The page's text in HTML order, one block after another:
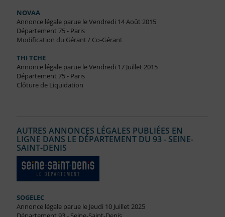
NOVAA
Annonce légale parue le Vendredi 14 Août 2015
Département 75 - Paris
Modification du Gérant / Co-Gérant
THI TCHE
Annonce légale parue le Vendredi 17 Juillet 2015
Département 75 - Paris
Clôture de Liquidation
AUTRES ANNONCES LÉGALES PUBLIÉES EN
LIGNE DANS LE DÉPARTEMENT DU 93 - SEINE-
SAINT-DENIS
SOGELEC
Annonce légale parue le Jeudi 10 Juillet 2025